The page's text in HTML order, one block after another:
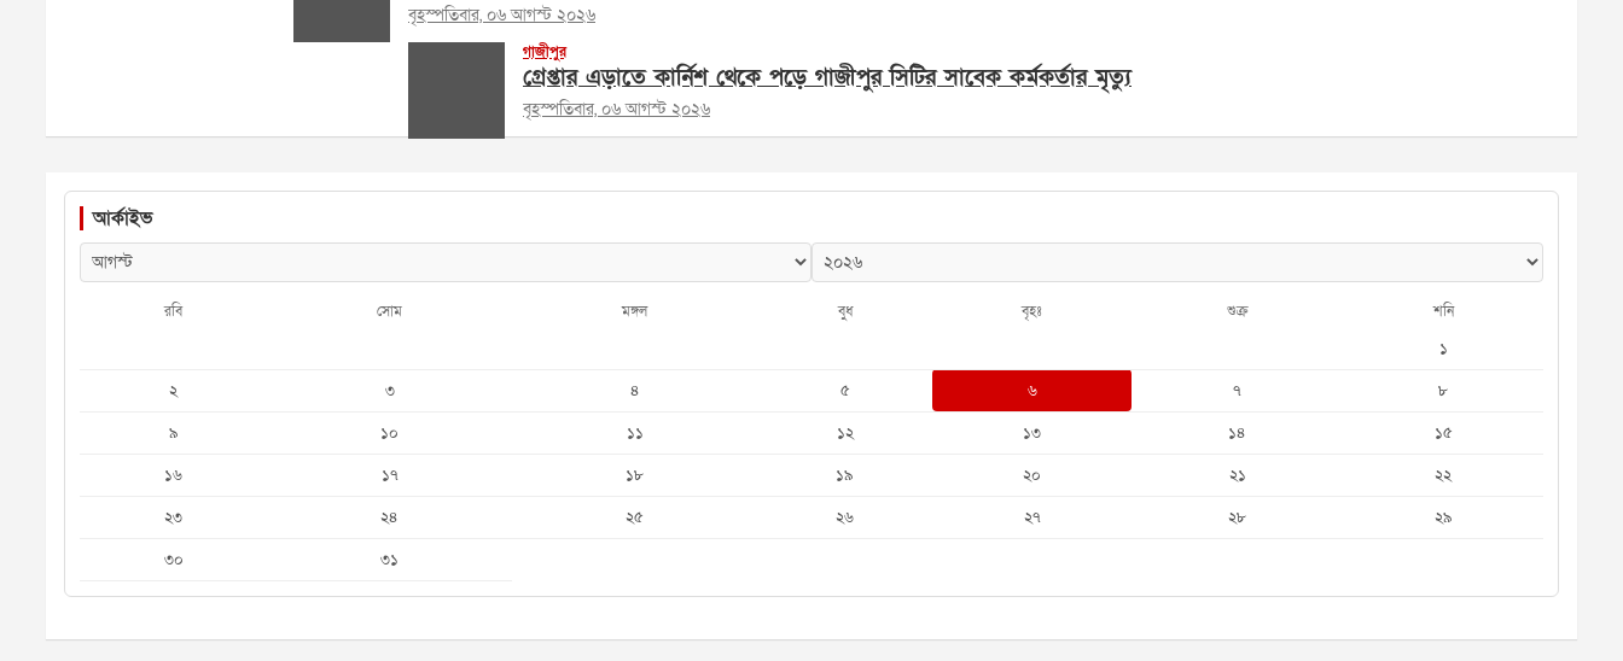
বৃহস্পতিবার, ০৬ আগস্ট ২০২৬
গাজীপুর
গ্রেপ্তার এড়াতে কার্নিশ থেকে পড়ে গাজীপুর সিটির সাবেক কর্মকর্তার মৃত্যু
বৃহস্পতিবার, ০৬ আগস্ট ২০২৬
আর্কাইভ
রবি সোম মঙ্গল বুধ বৃহঃ শুক্র শনি
১
২
৩ ৪ ৫ ৬ ৭
৮
৯
১০ ১১ ১২ ১৩ ১৪
১৫
১৬
১৭ ১৮ ১৯ ২০ ২১
২২
২৩
২৪ ২৫ ২৬ ২৭ ২৮
২৯
৩০
৩১